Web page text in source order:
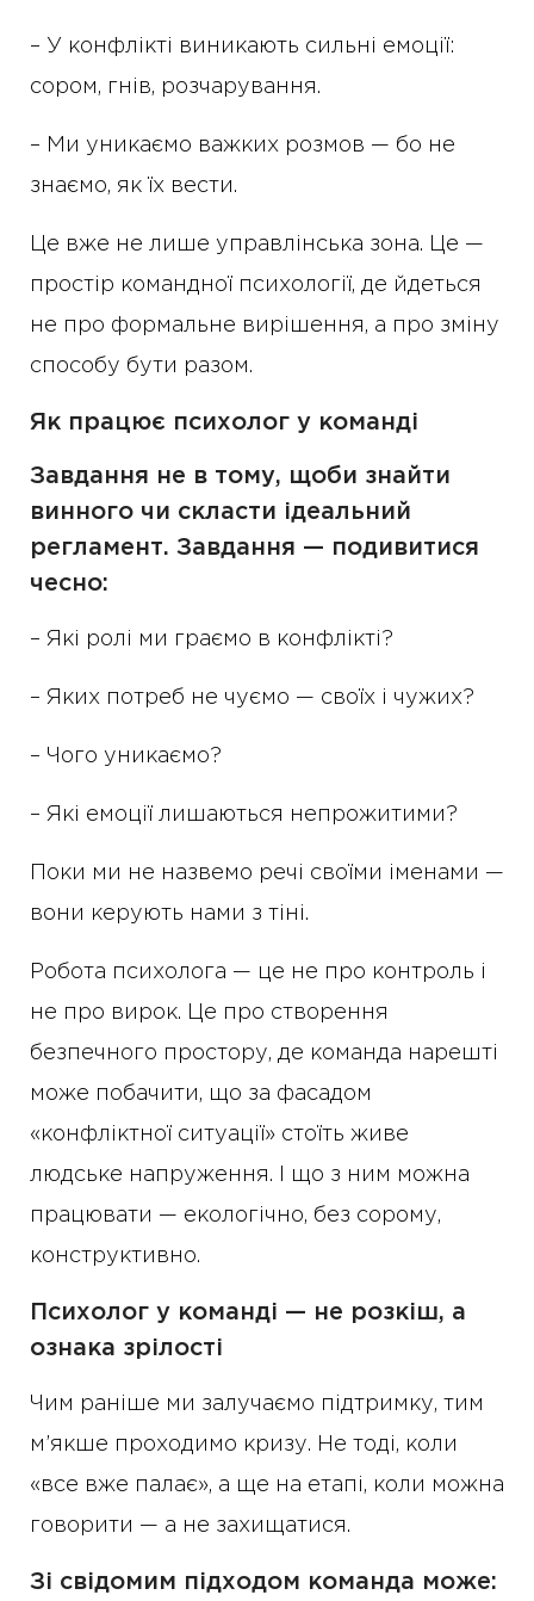
– У конфлікті виникають сильні емоції:
сором, гнів, розчарування.
– Ми уникаємо важких розмов — бо не
знаємо, як їх вести.
Це вже не лише управлінська зона. Це —
простір командної психології, де йдеться
не про формальне вирішення, а про зміну
способу бути разом.
Як працює психолог у команді
Завдання не в тому, щоби знайти
винного чи скласти ідеальний
регламент. Завдання — подивитися
чесно:
– Які ролі ми граємо в конфлікті?
– Яких потреб не чуємо — своїх і чужих?
– Чого уникаємо?
– Які емоції лишаються непрожитими?
Поки ми не назвемо речі своїми іменами —
вони керують нами з тіні.
Робота психолога — це не про контроль і
не про вирок. Це про створення
безпечного простору, де команда нарешті
може побачити, що за фасадом
«конфліктної ситуації» стоїть живе
людське напруження. І що з ним можна
працювати — екологічно, без сорому,
конструктивно.
Психолог у команді — не розкіш, а
ознака зрілості
Чим раніше ми залучаємо підтримку, тим
м’якше проходимо кризу. Не тоді, коли
«все вже палає», а ще на етапі, коли можна
говорити — а не захищатися.
Зі свідомим підходом команда може: